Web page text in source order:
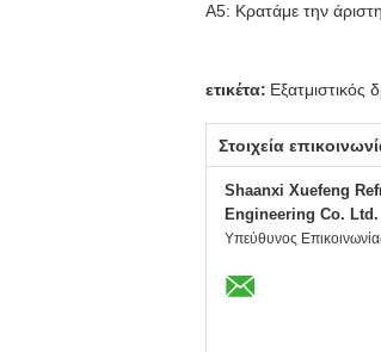
A5: Κρατάμε την
ετικέτα:
Στοιχεία
Shaanxi Xuefeng
Engineering Co. Ltd.
Υπεύθυνος